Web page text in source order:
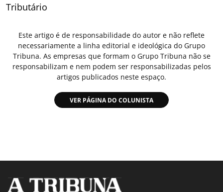
Tributário
Este artigo é de responsabilidade do autor e não reflete
necessariamente a linha editorial e ideológica do Grupo
Tribuna. As empresas que formam o Grupo Tribuna não se
responsabilizam e nem podem ser responsabilizadas pelos
artigos publicados neste espaço.
VER PÁGINA DO COLUNISTA